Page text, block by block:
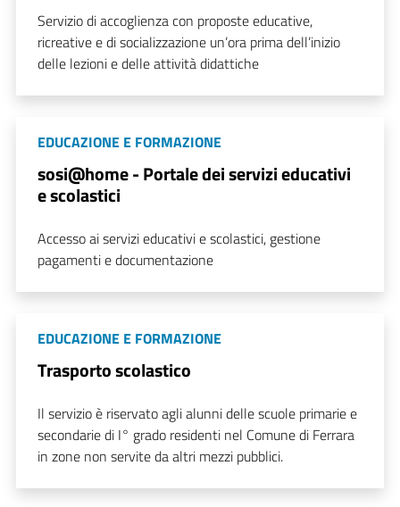
Servizio di accoglienza con proposte educative,
ricreative e di socializzazione un’ora prima dell’inizio
delle lezioni e delle attività didattiche
EDUCAZIONE E FORMAZIONE
sosi@home - Portale dei servizi educativi
e scolastici
Accesso ai servizi educativi e scolastici, gestione
pagamenti e documentazione
EDUCAZIONE E FORMAZIONE
Trasporto scolastico
Il servizio è riservato agli alunni delle scuole primarie e
secondarie di I° grado residenti nel Comune di Ferrara
in zone non servite da altri mezzi pubblici.